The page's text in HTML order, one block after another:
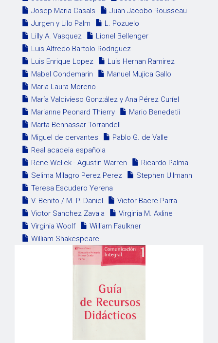
Josep Maria Casals
Juan Jacobo Rousseau
Jurgen y Lilo Palm
L. Pozuelo
Lilly A. Vasquez
Lionel Bellenger
Luis Alfredo Bartolo Rodriguez
Luis Enrique Lopez
Luis Hernan Ramirez
Mabel Condemarin
Manuel Mujica Gallo
Maria Laura Moreno
María Valdivíeso Gonz:ález y Ana Pérez Curíel
Marianne Peonard Thierry
Mario Benedetii
Marta Bennassar Torrandell
Miguel de cervantes
Pablo G. de Valle
Real acadeia española
Rene Wellek - Agustin Warren
Ricardo Palma
Selima Milagro Perez Perez
Stephen Ullmann
Teresa Escudero Yerena
V. Benito / M. P. Daniel
Victor Bacre Parra
Victor Sanchez Zavala
Virginia M. Axline
Virginia Woolf
William Faulkner
William Shakespeare